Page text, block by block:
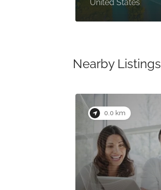
United States
Nearby Listings
0.0 km